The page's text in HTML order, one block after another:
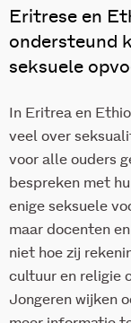
Eritrese en
ondersteund
seksuele
In Eritrea en
veel over
voor alle ouders
bespreken met
enige seksuele
maar docenten
niet hoe zij
cultuur en religie
Jongeren wijken